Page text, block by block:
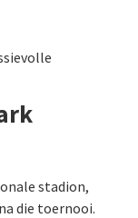
stadion,
die toernooi.